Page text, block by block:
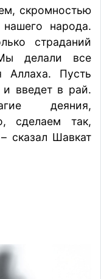
скромностью
народа.
страданий
делали все
Аллаха. Пусть
введет в рай.
деяния,
сделаем так,
сказал Шавкат